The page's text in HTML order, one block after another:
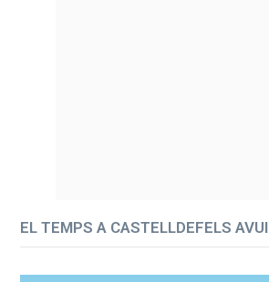
EL TEMPS A CASTELLDEFELS AVUI